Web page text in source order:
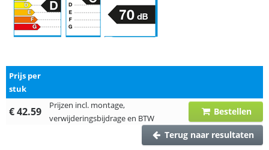
Prijs per
stuk
€ 42.59
Prijzen incl. montage,
verwijderingsbijdrage en BTW
Bestellen
Terug naar resultaten